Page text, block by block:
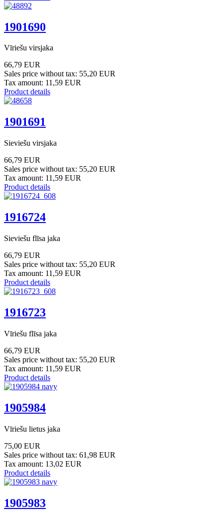
1901690
Vīriešu virsjaka
66,79 EUR
Sales price without tax: 55,20 EUR
Tax amount: 11,59 EUR
Product details
1901691
Sieviešu virsjaka
66,79 EUR
Sales price without tax: 55,20 EUR
Tax amount: 11,59 EUR
Product details
1916724
Sieviešu flīsa jaka
66,79 EUR
Sales price without tax: 55,20 EUR
Tax amount: 11,59 EUR
Product details
1916723
Vīriešu flīsa jaka
66,79 EUR
Sales price without tax: 55,20 EUR
Tax amount: 11,59 EUR
Product details
1905984
Vīriešu lietus jaka
75,00 EUR
Sales price without tax: 61,98 EUR
Tax amount: 13,02 EUR
Product details
1905983